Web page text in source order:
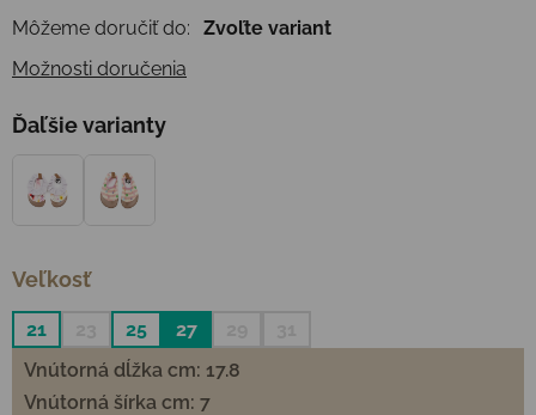
Môžeme doručiť do:
Zvoľte variant
Možnosti doručenia
Ďaľšie varianty
Veľkosť
21 25 27
Vnútorná dĺžka cm: 17.8
Vnútorná šírka cm: 7